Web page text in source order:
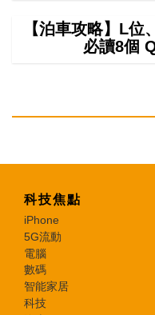
【泊車攻略】L位
必讀8個
科技焦點
iPhone
5G流動
電腦
數碼
智能家居
科技